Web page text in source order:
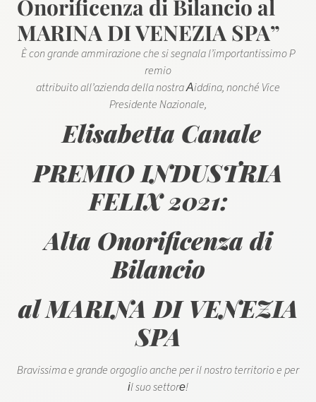
Onorificenza di Bilancio al
MARINA DI VENEZIA SPA”
È con grande ammirazione che si segnala l’importantissimo ​P​
remio
attribuito all’azienda della nostra ​A​iddina, nonché ​V​ice
Presidente Nazionale,
Elisabetta Canale
PREMIO INDUSTRIA
FELIX 2021:
Alta Onorificenza di
Bilancio
al MARINA DI VENEZIA
SPA
Bravissima e grande orgoglio anche per il nostro territorio e per
i​l suo settore​!​